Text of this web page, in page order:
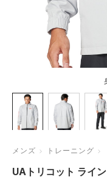
メンズ トレーニング
UAトリコット ライ